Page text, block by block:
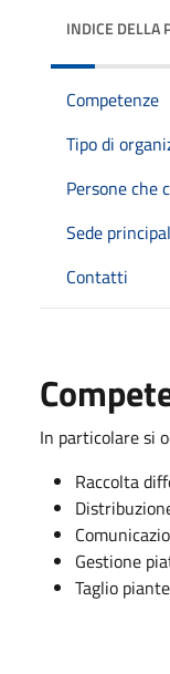
INDICE DELLA
Competenze
Tipo di
Persone che
Sede
Contatti
In particolare si
Raccolta
Gestione
Taglio